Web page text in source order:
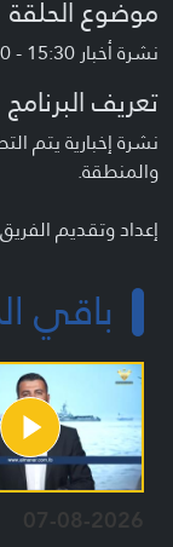
موضوع الحلقة
نشرة أخبار 15:30 - 30-05-2026
تعريف البرنامج
نشرة إخبارية يتم
والمنطقة.
إعداد وتقديم
باقي
07-08-2026